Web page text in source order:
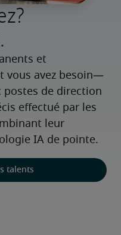
et
vous avez besoin—
postes de direction
effectué par les
leur
IA de pointe.
talents